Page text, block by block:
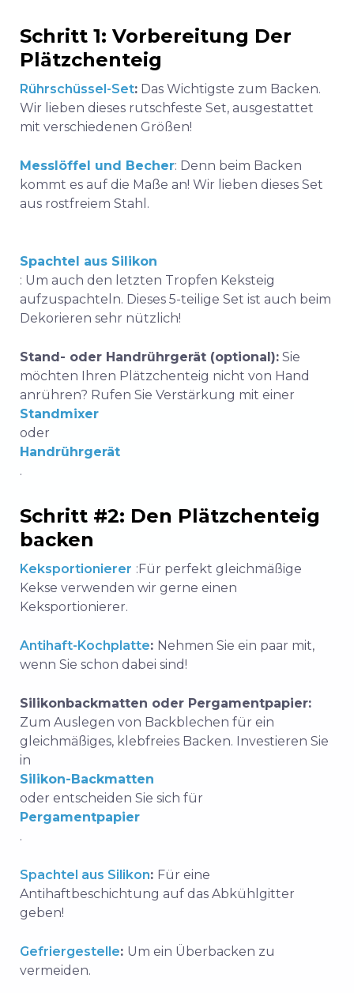
Schritt 1: Vorbereitung Der
Plätzchenteig
Rührschüssel-Set: Das Wichtigste zum Backen.
Wir lieben dieses rutschfeste Set, ausgestattet
mit verschiedenen Größen!
Messlöffel und Becher: Denn beim Backen
kommt es auf die Maße an! Wir lieben dieses Set
aus rostfreiem Stahl .
Spachtel aus Silikon
: Um auch den letzten Tropfen Keksteig
aufzuspachteln. Dieses 5-teilige Set ist auch beim
Dekorieren sehr nützlich!
Stand- oder Handrührgerät (optional): Sie
möchten Ihren Plätzchenteig nicht von Hand
anrühren? Rufen Sie Verstärkung mit einer
Standmixer
oder
Handrührgerät
.
Schritt #2: Den Plätzchenteig
backen
Keksportionierer : Für perfekt gleichmäßige
Kekse verwenden wir gerne einen
Keksportionierer.
Antihaft-Kochplatte: Nehmen Sie ein paar mit,
wenn Sie schon dabei sind!
Silikonbackmatten oder Pergamentpapier:
Zum Auslegen von Backblechen für ein
gleichmäßiges, klebfreies Backen. Investieren Sie
in
Silikon-Backmatten
oder entscheiden Sie sich für
Pergamentpapier
.
Spachtel aus Silikon: Für eine
Antihaftbeschichtung auf das Abkühlgitter
geben!
Gefriergestelle: Um ein Überbacken zu
vermeiden.